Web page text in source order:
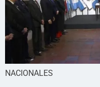
NACIONALES